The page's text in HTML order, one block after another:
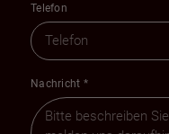
Telefon
Nachricht *